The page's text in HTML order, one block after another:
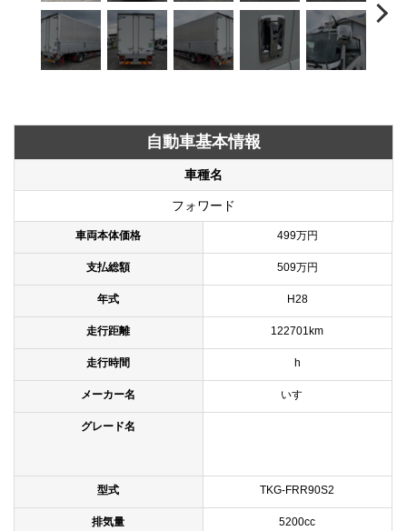
自動車基本情報
車種名
フォワード
車両本体価格 499万円
支払総額 509万円
年式 H28
走行距離 122701km
走行時間 h
メーカー名 いすゞ
グレード名
型式 TKG-FRR90S2
排気量 5200cc